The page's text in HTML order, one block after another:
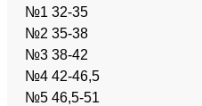
№1 32-35
№2 35-38
№3 38-42
№4 42-46,5
№5 46,5-51